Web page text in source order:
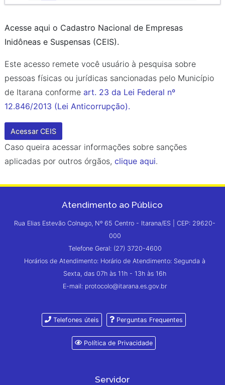
Acesse aqui o Cadastro Nacional de Empresas
Inidôneas e Suspensas (CEIS).
Este acesso remete você usuário à pesquisa sobre
pessoas físicas ou jurídicas sancionadas pelo Município
de Itarana conforme art. 23 da Lei Federal nº
12.846/2013 (Lei Anticorrupção).
Acessar CEIS
Caso queira acessar informações sobre sanções
aplicadas por outros órgãos, clique aqui.
Atendimento ao Público
Rua Elias Estevão Colnago, Nº 65 Centro - Itarana/ES | CEP: 29620-
000
Telefone Geral: (27) 3720-4600
Horários de Atendimento: Horário de Atendimento: Segunda à
Sexta, das 07h às 11h - 13h às 16h
E-mail: protocolo@itarana.es.gov.br
Telefones úteis Perguntas Frequentes
Política de Privacidade
Servidor